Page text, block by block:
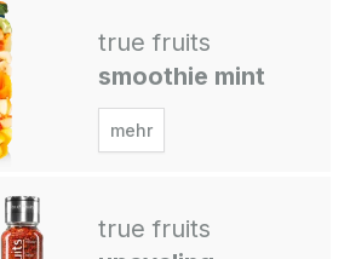
true fruits
smoothie mint
mehr
true fruits